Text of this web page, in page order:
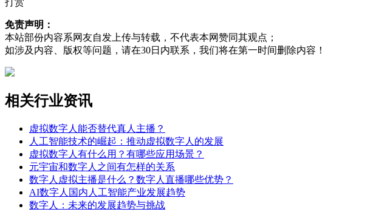
打赏
免责声明：
本站部份内容系网友自发上传与转载，不代表本网赞同其观点；
如涉及内容、版权等问题，请在30日内联系，我们将在第一时间删除内容！
相关行业资讯
虚拟数字人能否替代真人主播？
人工智能技术的崛起：推动虚拟数字人的发展
虚拟数字人有什么用？有哪些应用场景？
元宇宙和数字人之间有怎样的关系
数字人虚拟主播是什么？数字人直播哪些优势？
AI数字人国内人工智能产业发展趋势
数字人：未来的发展趋势与挑战